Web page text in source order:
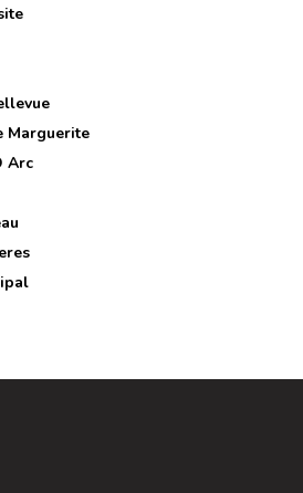
Marguerite
Arc